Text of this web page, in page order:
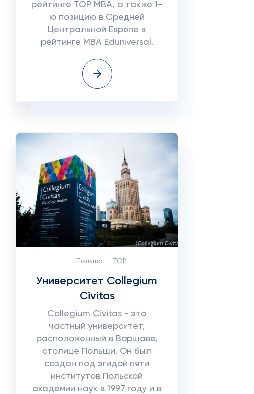
рейтинге TOP MBA, а также 1-
ю позицию в Средней
Центральной Европе в
рейтинге MBA Eduniversal.
Польша TOP:
Университет Collegium
Civitas
Collegium Civitas - это
частный университет,
расположенный в Варшаве,
столице Польши. Он был
создан под эгидой пяти
институтов Польской
академии наук в 1997 году и в